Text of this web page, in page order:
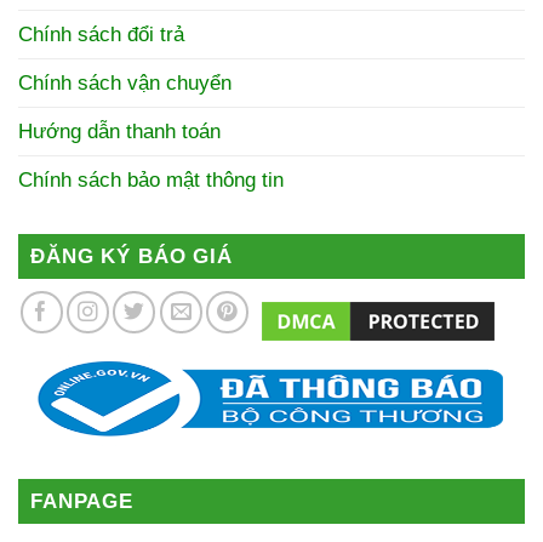
Chính sách đổi trả
Chính sách vận chuyển
Hướng dẫn thanh toán
Chính sách bảo mật thông tin
ĐĂNG KÝ BÁO GIÁ
FANPAGE